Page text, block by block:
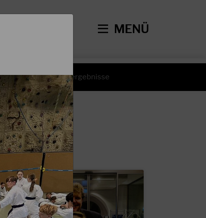
MENÜ
Wettkampfergebnisse